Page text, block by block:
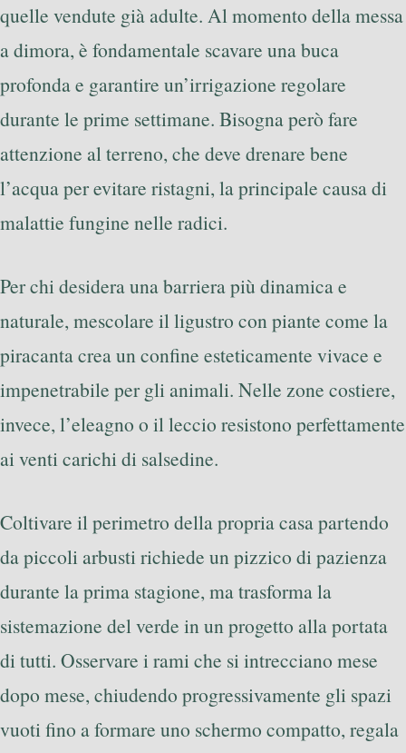
quelle vendute già adulte. Al momento della messa
a dimora, è fondamentale scavare una buca
profonda e garantire un’irrigazione regolare
durante le prime settimane. Bisogna però fare
attenzione al terreno, che deve drenare bene
l’acqua per evitare ristagni, la principale causa di
malattie fungine nelle radici.
Per chi desidera una barriera più dinamica e
naturale, mescolare il ligustro con piante come la
piracanta crea un confine esteticamente vivace e
impenetrabile per gli animali. Nelle zone costiere,
invece, l’eleagno o il leccio resistono perfettamente
ai venti carichi di salsedine.
Coltivare il perimetro della propria casa partendo
da piccoli arbusti richiede un pizzico di pazienza
durante la prima stagione, ma trasforma la
sistemazione del verde in un progetto alla portata
di tutti. Osservare i rami che si intrecciano mese
dopo mese, chiudendo progressivamente gli spazi
vuoti fino a formare uno schermo compatto, regala